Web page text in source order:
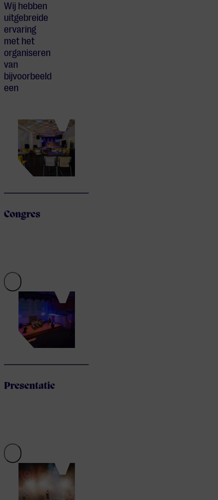
Wij hebben
uitgebreide
ervaring
met het
organiseren
van
bijvoorbeeld
een
Congres
Presentatie